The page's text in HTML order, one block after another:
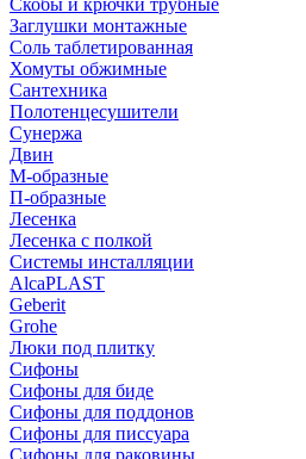
Скобы и крючки трубные
Заглушки монтажные
Соль таблетированная
Хомуты обжимные
Сантехника
Полотенцесушители
Сунержа
Двин
М-образные
П-образные
Лесенка
Лесенка с полкой
Системы инсталляции
AlcaPLAST
Geberit
Grohe
Люки под плитку
Сифоны
Сифoны для биде
Сифoны для поддонов
Сифoны для писсуара
Сифоны для раковины